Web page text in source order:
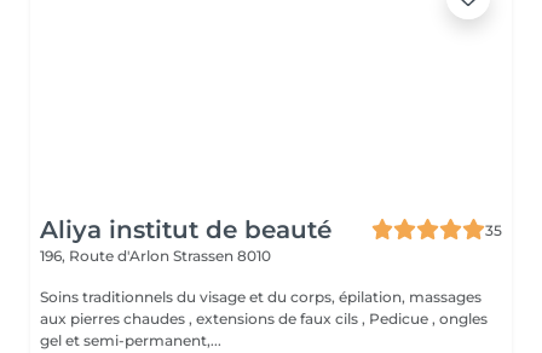
Aliya institut de beauté
35
196, Route d'Arlon Strassen 8010
Soins traditionnels du visage et du corps, épilation, massages
aux pierres chaudes , extensions de faux cils , Pedicue , ongles
gel et semi-permanent,...